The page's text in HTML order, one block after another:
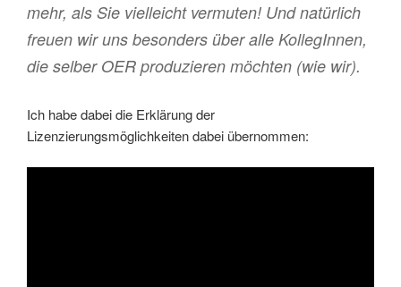
mehr, als Sie vielleicht vermuten! Und natürlich
freuen wir uns besonders über alle KollegInnen,
die selber OER produzieren möchten (wie wir).
Ich habe dabei die Erklärung der
Lizenzierungsmöglichkeiten dabei übernommen: